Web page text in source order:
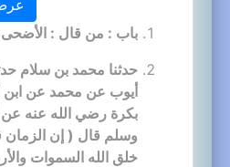
باب : من قال : الأضحى
حدثنا محمد بن سلام
أيوب عن محمد عن ابن
بكرة رضي الله عنه عن
وسلم قال ( إن الزمان
خلق الله السموات